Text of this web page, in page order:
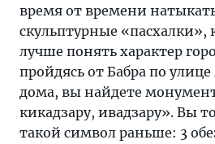
время от времени
скульптурные «пасхалки»,
лучше понять характер
пройдясь от Бабра по
дома, вы найдете
кикадзару, ивадзару». Вы
такой символ раньше: 3